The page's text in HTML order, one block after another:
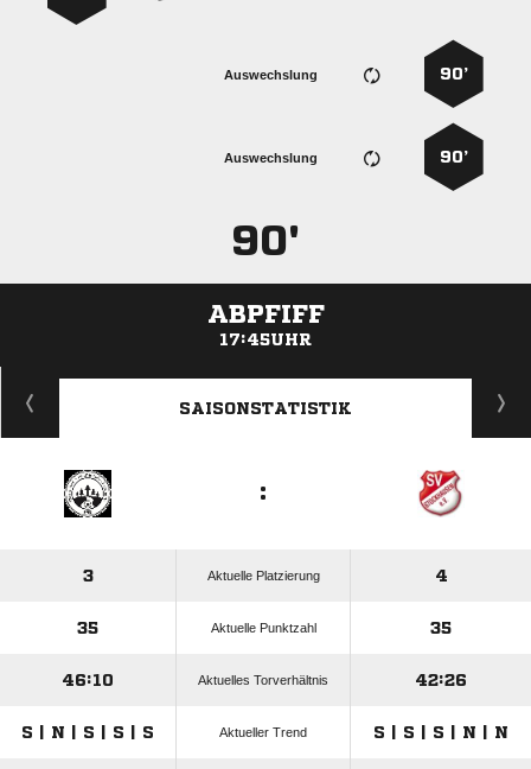
90’
Auswechslung
90’
Auswechslung
90'
ABPFIFF
17:45UHR
ANZEIGE
SAISONSTATISTIK
:
3 Aktuelle Platzierung 4
35 Aktuelle Punktzahl 35
46:10 Aktuelles Torverhältnis 42:26
S | N | S | S | S Aktueller Trend S | S | S | N | N